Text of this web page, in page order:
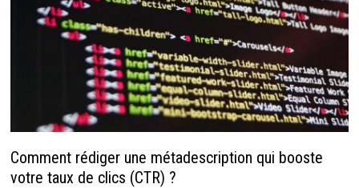
Comment rédiger une métadescription qui booste
votre taux de clics (CTR) ?